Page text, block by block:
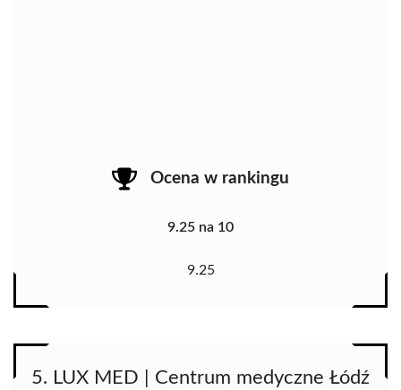
Ocena w rankingu
9.25 na 10
9.25
5. LUX MED | Centrum medyczne Łódź